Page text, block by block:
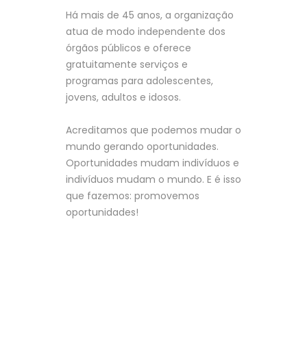
Há mais de 45 anos, a organização
atua de modo independente dos
órgãos públicos e oferece
gratuitamente serviços e
programas para adolescentes,
jovens, adultos e idosos.
Acreditamos que podemos mudar o
mundo gerando oportunidades.
Oportunidades mudam indivíduos e
indivíduos mudam o mundo. E é isso
que fazemos: promovemos
oportunidades!